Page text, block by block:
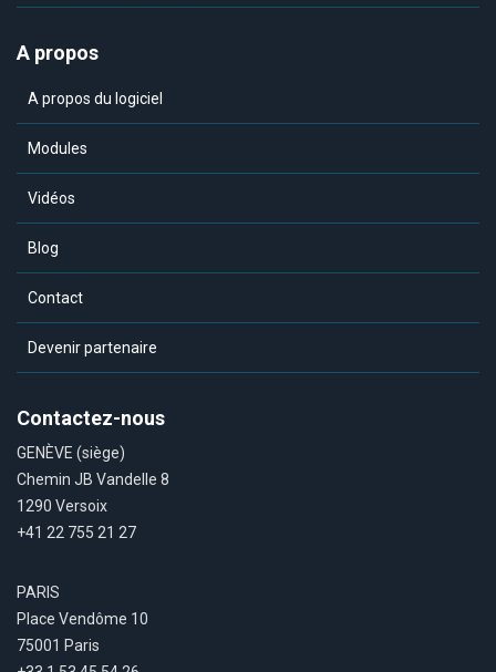
A propos
A propos du logiciel
Modules
Vidéos
Blog
Contact
Devenir partenaire
Contactez-nous
GENÈVE (siège)
Chemin JB Vandelle 8
1290 Versoix
+41 22 755 21 27
PARIS
Place Vendôme 10
75001 Paris